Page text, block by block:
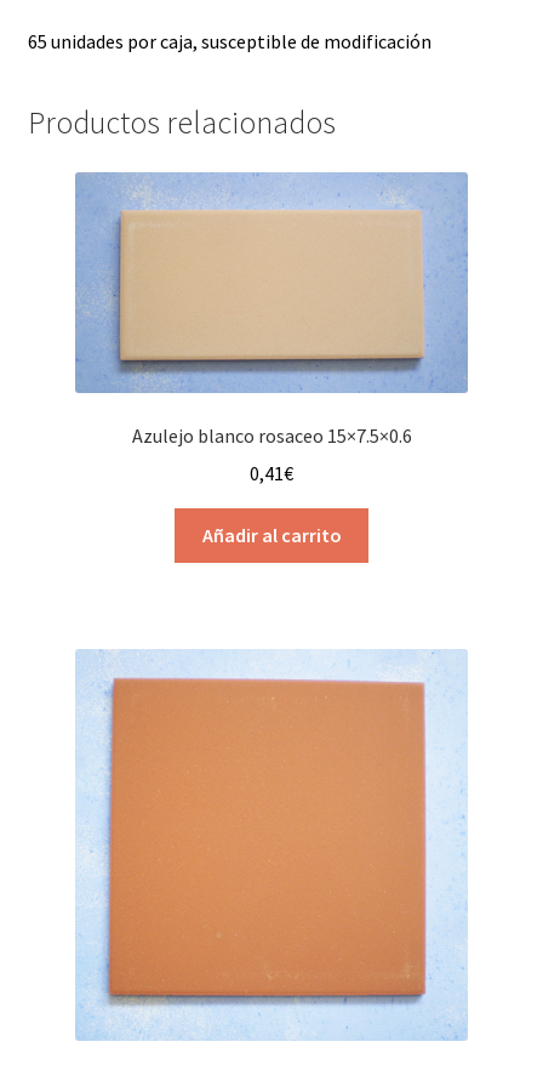
65 unidades por caja, susceptible de modificación
Productos relacionados
Azulejo blanco rosaceo 15×7.5×0.6
0,41€
Añadir al carrito